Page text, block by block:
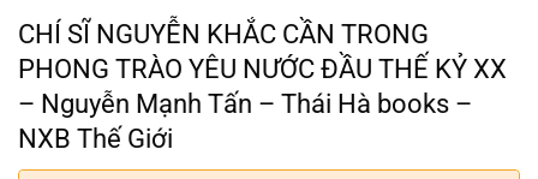
CHÍ SĨ NGUYỄN KHẮC CẦN TRONG
PHONG TRÀO YÊU NƯỚC ĐẦU THẾ KỶ XX
– Nguyễn Mạnh Tấn – Thái Hà books –
NXB Thế Giới